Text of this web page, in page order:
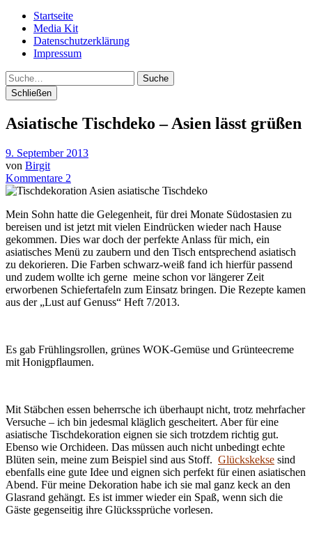
Startseite
Media Kit
Datenschutzerklärung
Impressum
Suche
Schließen
Asiatische Tischdeko – Asien lässt grüßen
9. September 2013
von Birgit
Kommentare 2
Mein Sohn hatte die Gelegenheit, für drei Monate Südostasien zu
bereisen und ist jetzt mit vielen Eindrücken wieder nach Hause
gekommen. Dies war doch der perfekte Anlass für mich, ein
asiatisches Menü zu zaubern und den Tisch entsprechend asiatisch
zu dekorieren. Die Farben schwarz-weiß fand ich hierfür passend
und zudem wollte ich gerne meine schon vor längerer Zeit
erworbenen Schiefertafeln zum Einsatz bringen. Die Rezepte kamen
aus der „Lust auf Genuss“ Heft 7/2013.
Es gab Frühlingsrollen, grünes WOK-Gemüse und Grünteecreme
mit Honigpflaumen.
Mit Stäbchen essen beherrsche ich überhaupt nicht, trotz mehrfacher
Versuche – ich bin jedesmal kläglich gescheitert. Aber für eine
asiatische Tischdekoration eignen sie sich trotzdem richtig gut.
Ebenso wie Orchideen. Das müssen auch nicht unbedingt echte
Blüten sein, meine zum Beispiel sind aus Stoff. Glückskekse sind
ebenfalls eine gute Idee und eignen sich perfekt für einen asiatischen
Abend. Für meine Dekoration habe ich sie mal ganz keck an den
Glasrand gehängt. Es ist immer wieder ein Spaß, wenn sich die
Gäste gegenseitig ihre Glückssprüche vorlesen.